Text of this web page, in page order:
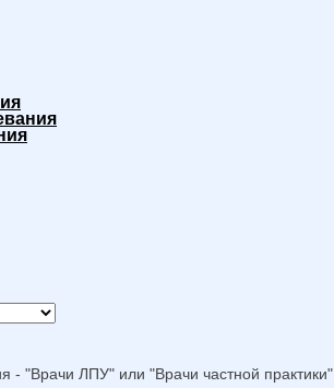
- "Врачи ЛПУ" или "Врачи частной практики".